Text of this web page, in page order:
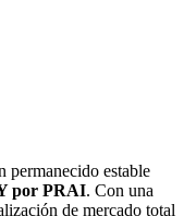
permanecido estable
por PRAI. Con una
de mercado total